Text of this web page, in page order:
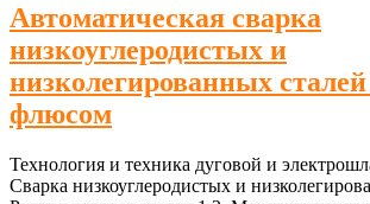
Автоматическая сварка
низкоуглеродистых и
низколегированных
флюсом
Технология и техника дуговой и
Сварка низкоуглеродистых и